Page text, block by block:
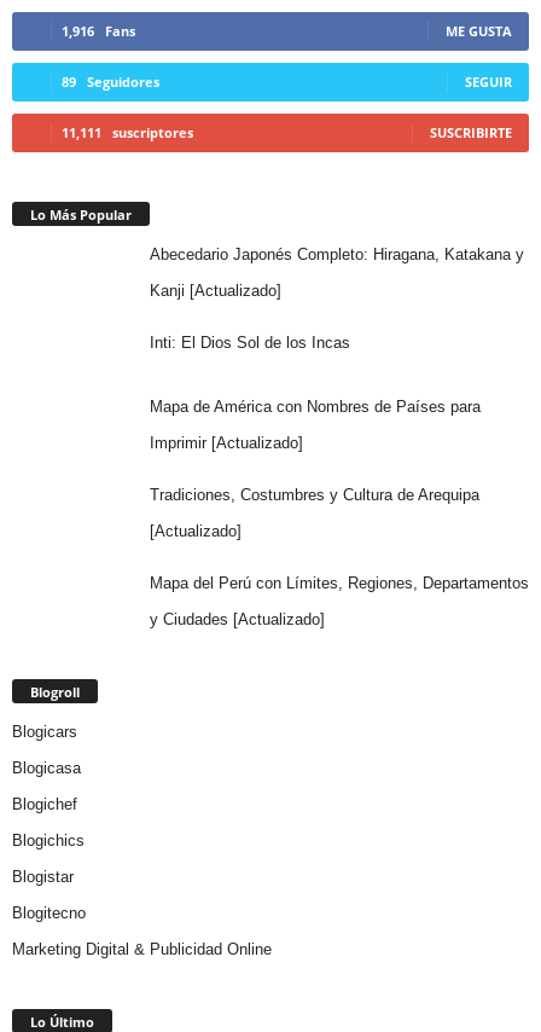
1,916 Fans ME GUSTA
89 Seguidores SEGUIR
11,111 suscriptores SUSCRIBIRTE
Lo Más Popular
Abecedario Japonés Completo: Hiragana, Katakana y
Kanji [Actualizado]
Inti: El Dios Sol de los Incas
Mapa de América con Nombres de Países para
Imprimir [Actualizado]
Tradiciones, Costumbres y Cultura de Arequipa
[Actualizado]
Mapa del Perú con Límites, Regiones, Departamentos
y Ciudades [Actualizado]
Blogroll
Blogicars
Blogicasa
Blogichef
Blogichics
Blogistar
Blogitecno
Marketing Digital & Publicidad Online
Lo Último